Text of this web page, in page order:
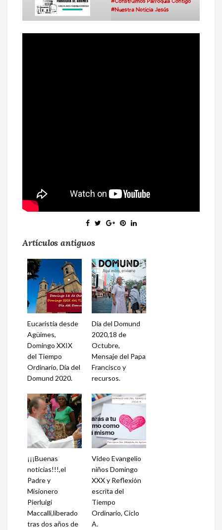
Artículos antiguos
Eucaristía desde
Agüimes,
Domingo XXIX
del Tiempo
Ordinario, Día del
Domund 2020.
Día del Domund
2020,18 de
Octubre,
Mensaje del Papa
Francisco y
recursos.
¡¡¡Buenas
noticias!!!,el
Padre y
Misionero
Pierluigi
Maccalli,liberado
tras dos años de
Vídeo Evangelio
niños Domingo
XXX y Reflexión
escrita del
Tiempo
Ordinario, Ciclo
A.